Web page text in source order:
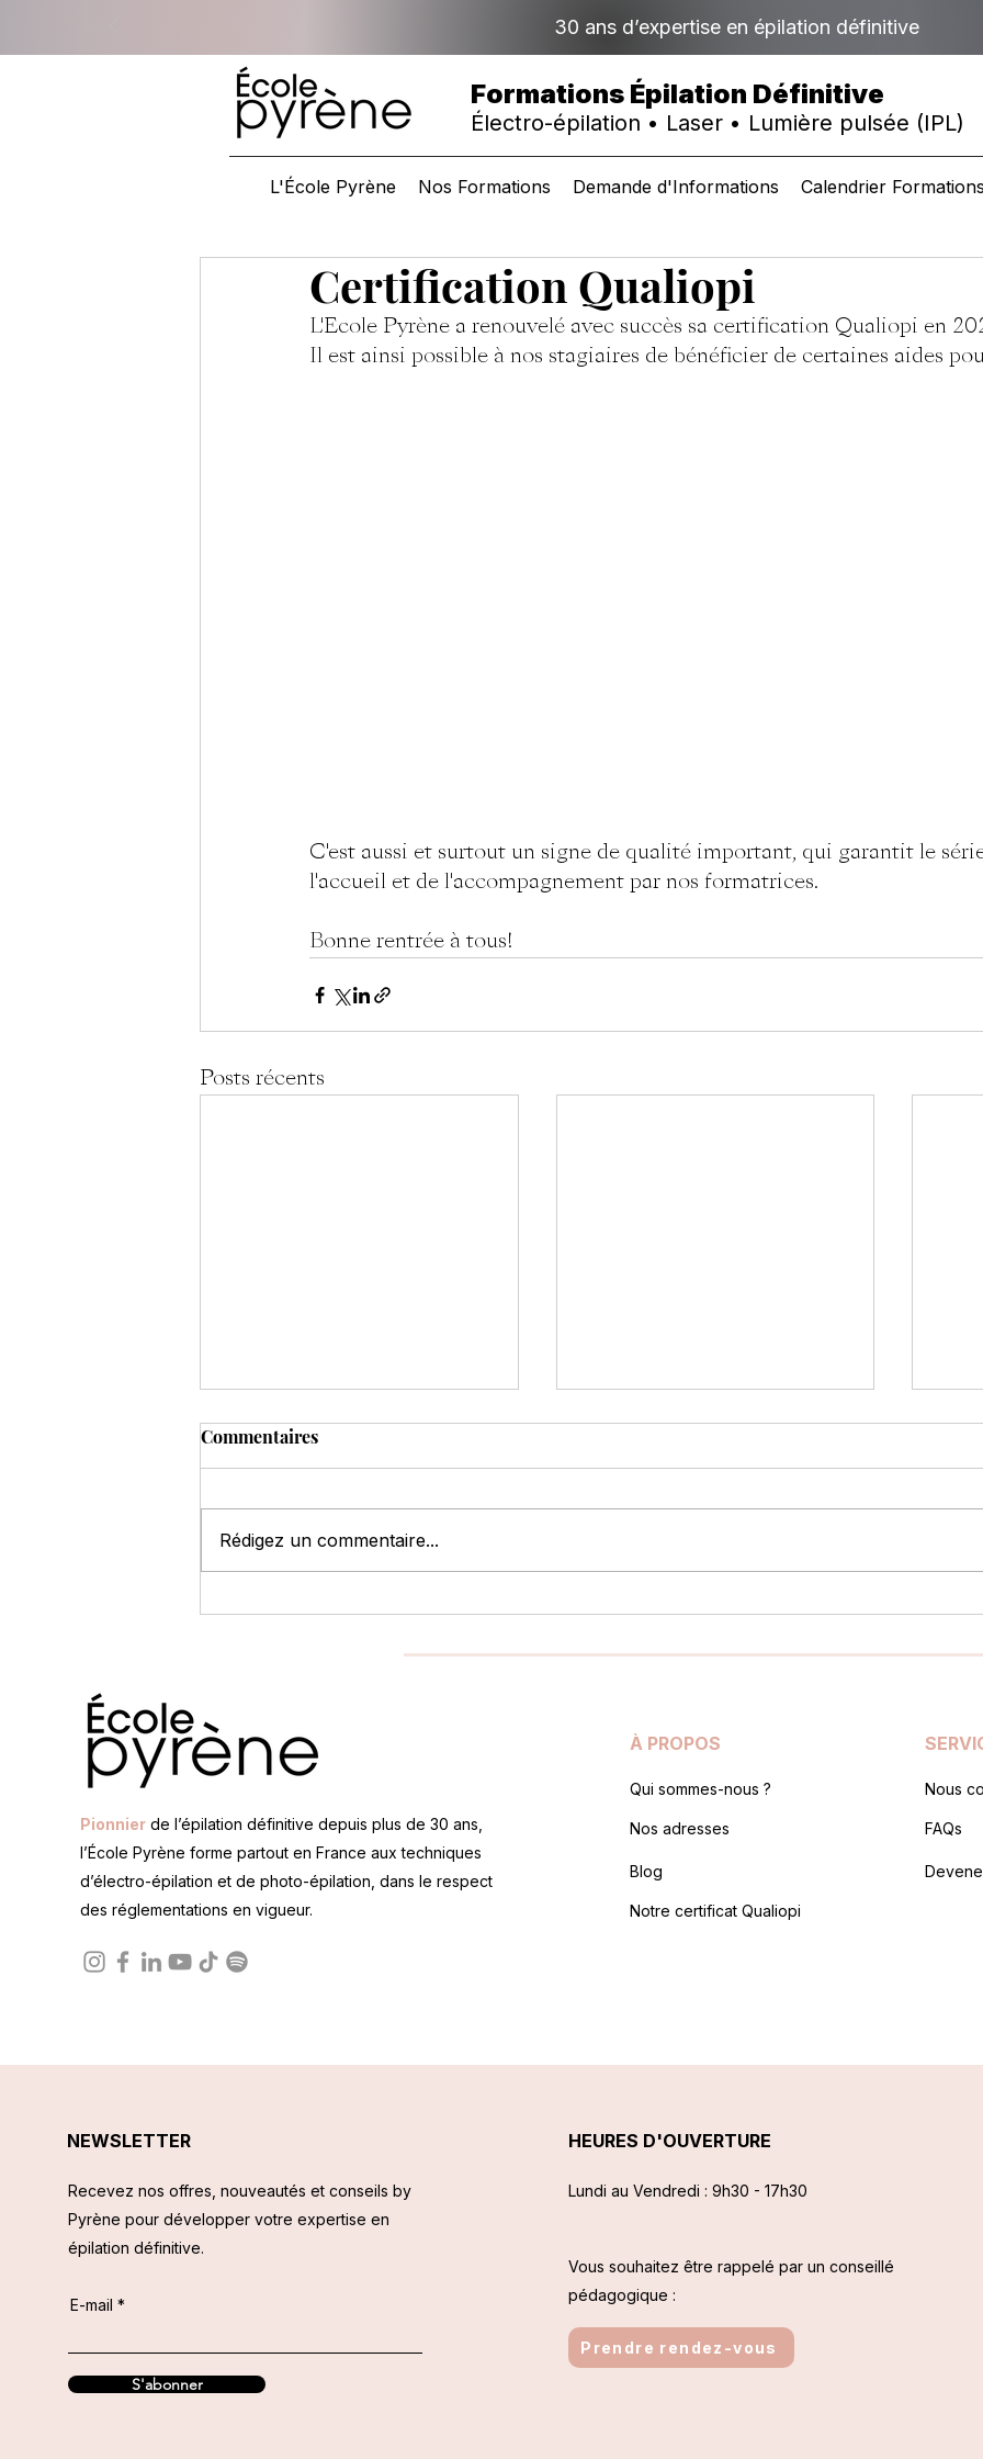
30 ans d’expertise en épilation définitive
Formations Épilation Définitive
Électro-épilation • Laser • Lumière pulsée (IPL)
L'École Pyrène Nos Formations Demande d'Informations Calendrier Formations
Certification Qualiopi
L'Ecole Pyrène a renouvelé avec succès sa certification Qualiopi en
Il est ainsi possible à nos stagiaires de bénéficier de certaines aides
C'est aussi et surtout un signe de qualité important, qui garantit le
l'accueil et de l'accompagnement par nos formatrices.
Bonne rentrée à tous!
Posts récents
: l'École Pyrène s'adapte !
esthéticiennes, sous quelles
Commentaires
Rédigez un commentaire...
Pionnierde l’épilation définitive depuis plus de 30 ans,
l’École Pyrène forme partout en France aux techniques
d’électro-épilation et de photo-épilation, dans le respect
des réglementations en vigueur.
À PROPOS
Qui sommes-nous ?
Nos adresses
Blog
Notre certificat Qualiopi
Nous
FAQs
NEWSLETTER
Recevez nos offres, nouveautés et conseils by
Pyrène pour développer votre expertise en
épilation définitive.
E-mail
S'abonner
HEURES D'OUVERTURE
Lundi au Vendredi :9h30 - 17h30
Vous souhaitez être rappelé par un conseillé
pédagogique :
Prendre rendez-vous